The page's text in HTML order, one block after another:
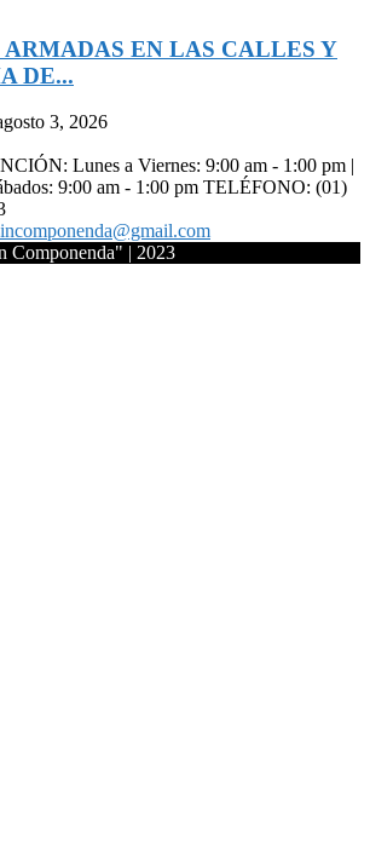
EN LAS CALLES Y
DE...
3, 2026
Lunes a Viernes: 9:00 am - 1:00 pm |
9:00 am - 1:00 pm TELÉFONO: (01)
| 2023